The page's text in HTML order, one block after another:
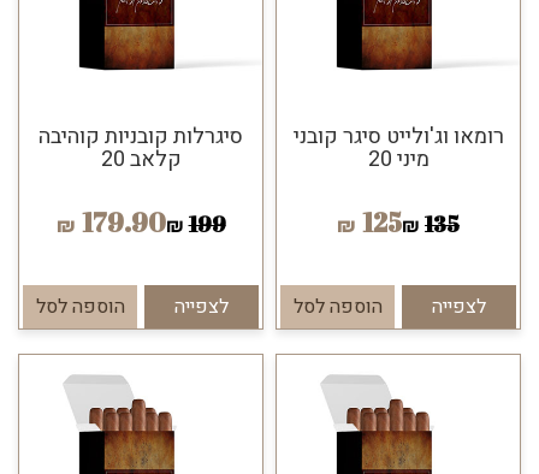
רומאו וג'ולייט סיגר קובני
מיני 20
135
₪
125
₪
לצפייה הוספה לסל
סיגרלות קובניות קוהיבה
קלאב 20
199
₪
179.90
₪
לצפייה הוספה לסל